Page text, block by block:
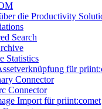
die Productivity
Search
Statistics
für
Connector
Connector
Import für priint:comet